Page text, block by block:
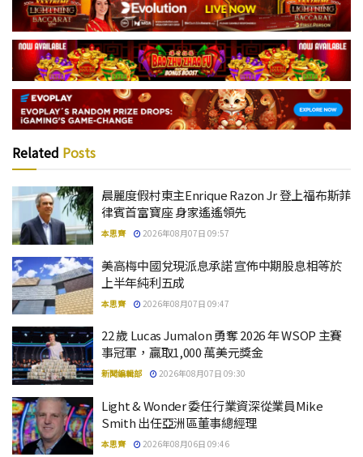
Related Posts
晨麗度假村東主Enrique Razon Jr 登上福布斯菲
律賓首富寶座 身家遙遙領先
本思齊 2026年08月07日 09:57
美高梅中國兌現派息承諾 宣佈中期股息相等於
上半年純利五成
本思齊 2026年08月07日 09:47
22 歲 Lucas Jumalon 勇奪 2026 年 WSOP 主賽
事冠軍，贏取1,000 萬美元獎金
新聞編輯部 2026年08月07日 09:30
Light & Wonder 委任行業資深從業員Mike
Smith 出任亞洲區董事總經理
本思齊 2026年08月06日 09:46